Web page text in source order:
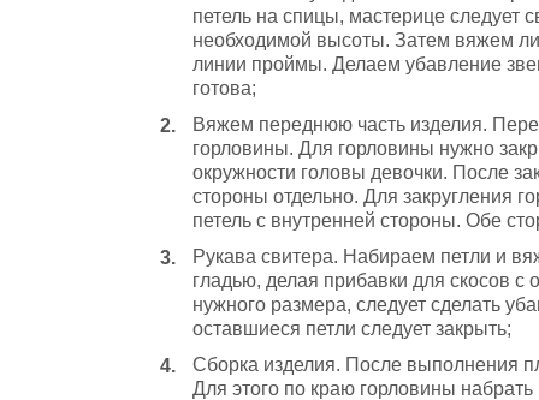
петель на спицы, мастерице следует
необходимой высоты. Затем вяжем
линии проймы. Делаем убавление
готова;
Вяжем переднюю часть изделия.
горловины. Для горловины нужно
окружности головы девочки. После
стороны отдельно. Для закругления
петель с внутренней стороны. Обе
Рукава свитера. Набираем петли и
гладью, делая прибавки для скосов с
нужного размера, следует сделать
оставшиеся петли следует закрыть;
Сборка изделия. После выполнения
Для этого по краю горловины